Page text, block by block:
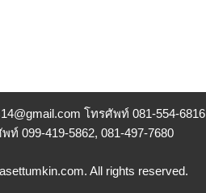
@gmail.com โทรศัพท์ 081-554-6816
ท์ 099-419-5862, 081-497-7680
All rights reserved.